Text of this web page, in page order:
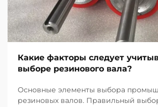
Какие факторы следует
выборе резинового вала?
Основные элементы выбора
резиновых валов. Правильный